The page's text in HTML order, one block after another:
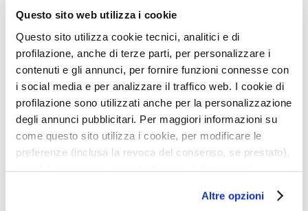
Questo sito web utilizza i cookie
Questo sito utilizza cookie tecnici, analitici e di
profilazione, anche di terze parti, per personalizzare i
contenuti e gli annunci, per fornire funzioni connesse con
i social media e per analizzare il traffico web. I cookie di
profilazione sono utilizzati anche per la personalizzazione
degli annunci pubblicitari. Per maggiori informazioni su
come questo sito utilizza i cookie, per modificare le
preferenze (inclusa la revoca del consenso, se prestato),
nonché per sapere come trattiamo i dati personali –
l’informativa cookie completa e l’informativa privacy
Altre opzioni
M
a
s
k
e
r
s
e
n
e
Details
How to use
Safety information
Gerelateerde producten